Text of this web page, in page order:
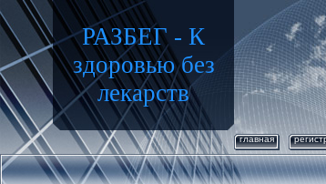
РАЗБЕГ - К
здоровью без
лекарств
главная